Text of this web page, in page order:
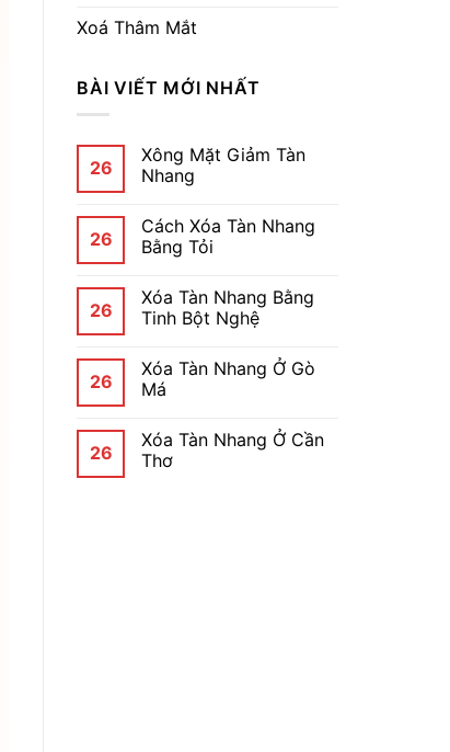
Xoá Thâm Mắt
BÀI VIẾT MỚI NHẤT
26
Xông Mặt Giảm Tàn
Nhang
26
Cách Xóa Tàn Nhang
Bằng Tỏi
26
Xóa Tàn Nhang Bằng
Tinh Bột Nghệ
26
Xóa Tàn Nhang Ở Gò
Má
26
Xóa Tàn Nhang Ở Cần
Thơ